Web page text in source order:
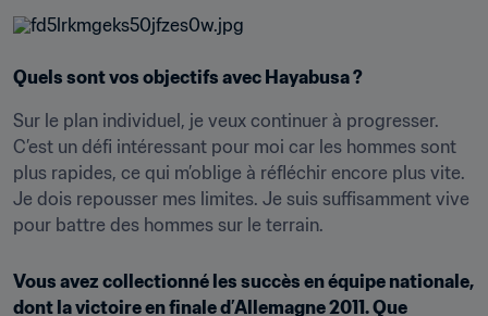
Quels sont vos objectifs avec Hayabusa ?
Sur le plan individuel, je veux continuer à progresser.
C’est un défi intéressant pour moi car les hommes sont
plus rapides, ce qui m’oblige à réfléchir encore plus vite.
Je dois repousser mes limites. Je suis suffisamment vive
pour battre des hommes sur le terrain.
Vous avez collectionné les succès en équipe nationale,
dont la victoire en finale d’Allemagne 2011. Que